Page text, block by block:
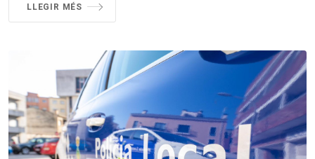
LLEGIR MÉS